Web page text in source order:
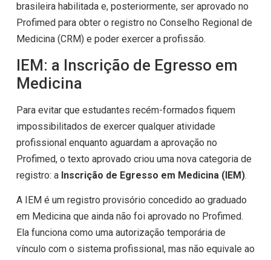
brasileira habilitada e, posteriormente, ser aprovado no
Profimed para obter o registro no Conselho Regional de
Medicina (CRM) e poder exercer a profissão.
IEM: a Inscrição de Egresso em
Medicina
Para evitar que estudantes recém-formados fiquem
impossibilitados de exercer qualquer atividade
profissional enquanto aguardam a aprovação no
Profimed, o texto aprovado criou uma nova categoria de
registro: a Inscrição de Egresso em Medicina (IEM).
A IEM é um registro provisório concedido ao graduado
em Medicina que ainda não foi aprovado no Profimed.
Ela funciona como uma autorização temporária de
vínculo com o sistema profissional, mas não equivale ao